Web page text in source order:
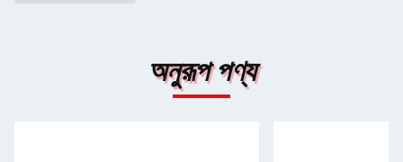
অনুরূপ পণ্য